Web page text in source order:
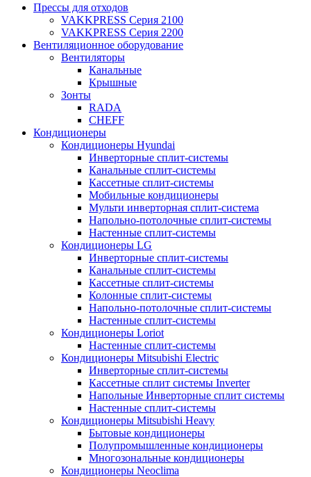
Прессы для отходов
VAKKPRESS Серия 2100
VAKKPRESS Серия 2200
Вентиляционное оборудование
Вентиляторы
Канальные
Крышные
Зонты
RADA
CHEFF
Кондиционеры
Кондиционеры Hyundai
Инверторные сплит-системы
Канальные сплит-системы
Кассетные сплит-системы
Мобильные кондиционеры
Мульти инверторная сплит-система
Напольно-потолочные сплит-системы
Настенные сплит-системы
Кондиционеры LG
Инверторные сплит-системы
Канальные сплит-системы
Кассетные сплит-системы
Колонные сплит-системы
Напольно-потолочные сплит-системы
Настенные сплит-системы
Кондиционеры Loriot
Настенные сплит-системы
Кондиционеры Mitsubishi Electric
Инверторные сплит-системы
Кассетные сплит системы Inverter
Напольные Инверторные сплит системы
Настенные сплит-системы
Кондиционеры Mitsubishi Heavy
Бытовые кондиционеры
Полупромышленные кондиционеры
Многозональные кондиционеры
Кондиционеры Neoclima